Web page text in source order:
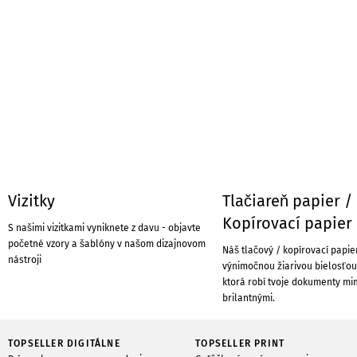
Vizitky
S našimi vizitkami vyniknete z davu - objavte
početné vzory a šablóny v našom dizajnovom
nástroji
Tlačiareň papier /
Kopírovací papier
Náš tlačový / kopírovací
výnimočnou žiarivou bielosťou
ktorá robí tvoje dokumenty
brilantnými.
TOPSELLER DIGITÁLNE
TOPSELLER PRINT